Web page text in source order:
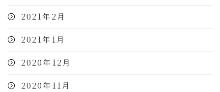
2021年2月
2021年1月
2020年12月
2020年11月